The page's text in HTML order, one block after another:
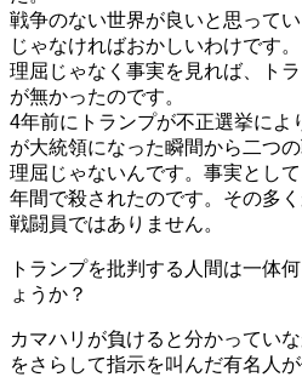
戦争のない世界が良いと思って
じゃなければおかしいわけです。
理屈じゃなく事実を見れば、ト
が無かったのです。
4年前にトランプが不正選挙によ
が大統領になった瞬間から二つ
理屈じゃないんです。事実とし
年間で殺されたのです。その多
戦闘員ではありません。
トランプを批判する人間は一体
ょうか？
カマハリが負けると分かってい
をさらして指示を叫んだ有名人